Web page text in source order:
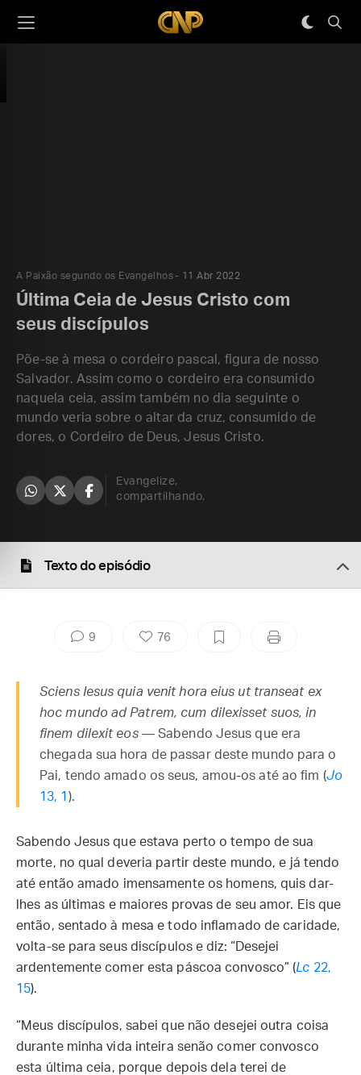
A Paixão segundo os Evangelhos 11 Abr 2022
Última Ceia de Jesus Cristo com
seus discípulos
Põe-se à mesa o cordeiro pascal, figura de nosso
Salvador. Assim como o cordeiro era consumido
naquela ceia, assim também no dia seguinte o
mundo veria sobre o altar da cruz, consumido de
dores, o Cordeiro de Deus, Jesus Cristo.
Evangelize,
compartilhando.
Texto do episódio
9 76
Sciens Iesus quia venit hora eius ut transeat ex
hoc mundo ad Patrem, cum dilexisset suos, in
finem dilexit eos— Sabendo Jesus que era
chegada sua hora de passar deste mundo para o
Pai, tendo amado os seus, amou-os até ao fim (Jo
13, 1 ).
Sabendo Jesus que estava perto o tempo de sua
morte, no qual deveria partir deste mundo, e já tendo
até então amado imensamente os homens, quis dar-
lhes as últimas e maiores provas de seu amor. Eis que
então, sentado à mesa e todo inflamado de caridade,
volta-se para seus discípulos e diz: “Desejei
ardentemente comer esta páscoa convosco” (Lc 22,
15).
“Meus discípulos, sabei que não desejei outra coisa
durante minha vida inteira senão comer convosco
esta última ceia, porque depois dela terei de